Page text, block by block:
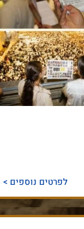
לפרטים נוספים >